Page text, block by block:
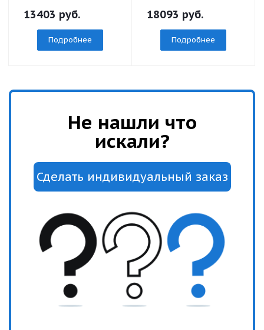
13403 руб.
Подробнее
18093 руб.
Подробнее
Не нашли что
искали?